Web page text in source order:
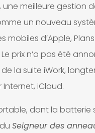
meilleure gestion
un nouveau
d’Apple,
prix n’a pas été
la suite iWork,
iCloud.
dont la batterie
Seigneur des